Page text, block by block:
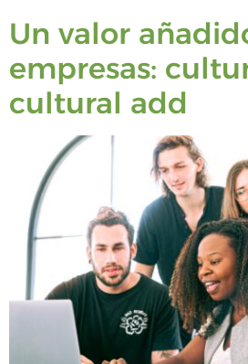
Un valor
empresas:
cultural add